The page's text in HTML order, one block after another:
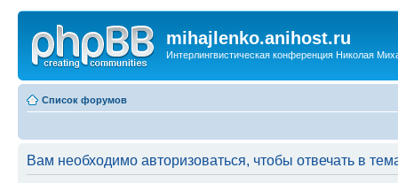
mihajlenko.anihost.ru
Интерлингвистическая конференция Николая
Список форумов
Вам необходимо авторизоваться, чтобы отвечать в